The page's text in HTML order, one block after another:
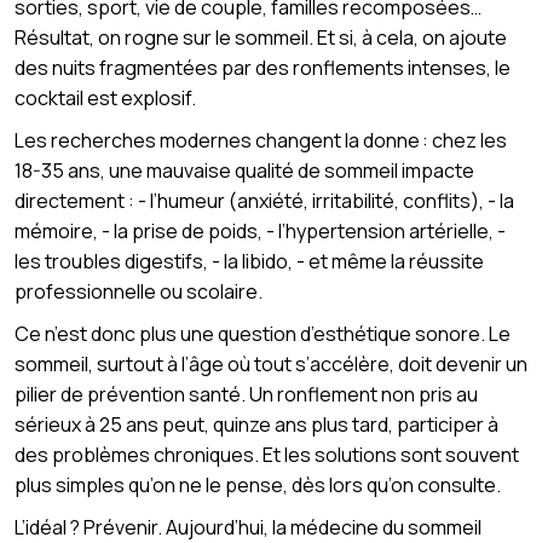
sorties, sport, vie de couple, familles recomposées…
Résultat, on rogne sur le sommeil. Et si, à cela, on ajoute
des nuits fragmentées par des ronflements intenses, le
cocktail est explosif.
Les recherches modernes changent la donne : chez les
18-35 ans, une mauvaise qualité de sommeil impacte
directement : - l’humeur (anxiété, irritabilité, conflits), - la
mémoire, - la prise de poids, - l’hypertension artérielle, -
les troubles digestifs, - la libido, - et même la réussite
professionnelle ou scolaire.
Ce n’est donc plus une question d’esthétique sonore. Le
sommeil, surtout à l’âge où tout s’accélère, doit devenir un
pilier de prévention santé. Un ronflement non pris au
sérieux à 25 ans peut, quinze ans plus tard, participer à
des problèmes chroniques. Et les solutions sont souvent
plus simples qu’on ne le pense, dès lors qu’on consulte.
L’idéal ? Prévenir. Aujourd’hui, la médecine du sommeil